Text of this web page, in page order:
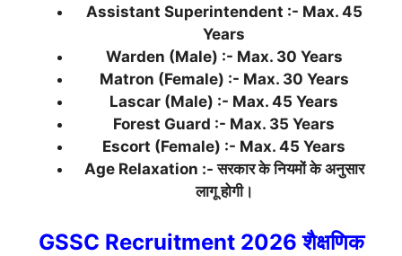
Assistant Superintendent :- Max. 45
Years
Warden (Male) :- Max. 30 Years
Matron (Female) :- Max. 30 Years
Lascar (Male) :- Max. 45 Years
Forest Guard :- Max. 35 Years
Escort (Female) :- Max. 45 Years
Age Relaxation :- सरकार के नियमों के अनुसार
लागू होगी।
GSSC Recruitment 2026 शैक्षणिक